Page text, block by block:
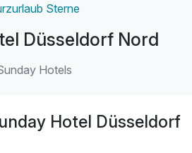
Sterne
Düsseldorf Nord
Hotels
Hotel Düsseldorf